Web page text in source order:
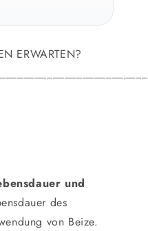
ERWARTEN?
und
des
von Beize.